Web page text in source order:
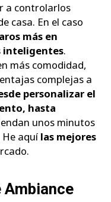
a controlarlos
casa. En el caso
más en
inteligentes.
más comodidad,
complejas a
personalizar el
hasta
unos minutos
He aquí las mejores
Ambiance